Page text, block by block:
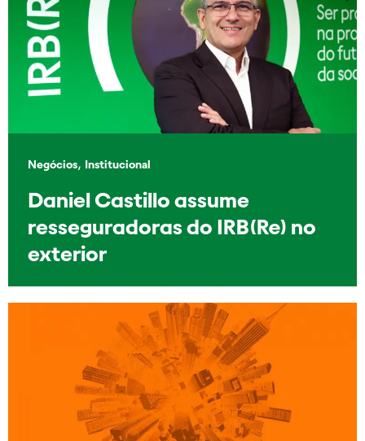
Negócios, Institucional
Daniel Castillo assume
resseguradoras do IRB(Re) no
exterior